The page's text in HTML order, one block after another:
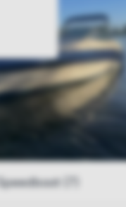
Speedboot (7)